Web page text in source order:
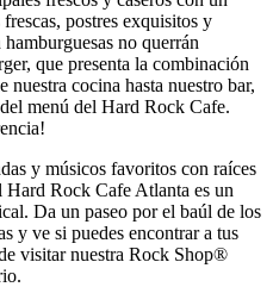
postres exquisitos y
no querrán
que presenta la combinación
nuestra cocina hasta nuestro bar,
menú del Hard Rock Cafe.
y músicos favoritos con raíces
Rock Cafe Atlanta es un
Da un paseo por el baúl de los
y ve si puedes encontrar a tus
visitar nuestra Rock Shop®